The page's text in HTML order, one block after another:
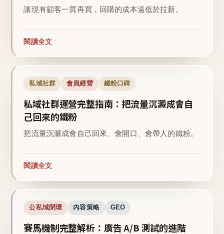
讓現有顧客一買再買，回購的成本遠低於拉新。
閱讀全文
私域社群 會員經營 鐵粉口碑
私域社群運營完整指南：把流量沉澱成會自
己回來的鐵粉
把流量沉澱成會自己回來、會開口、會帶人的鐵粉。
閱讀全文
公私域閉環 內容策略 GEO
賽馬機制完整解析：廣告 A/B 測試的進階